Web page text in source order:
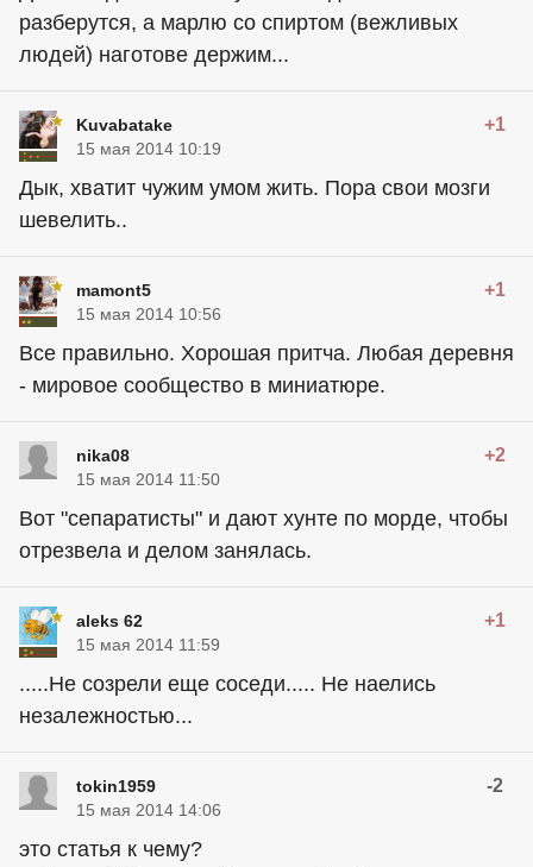
разберутся, а марлю со спиртом (вежливых
людей) наготове держим...
Kuvabatake +1
15 мая 2014 10:19
Дык, хватит чужим умом жить. Пора свои мозги
шевелить..
mamont5 +1
15 мая 2014 10:56
Все правильно. Хорошая притча. Любая деревня
- мировое сообщество в миниатюре.
nika08 +2
15 мая 2014 11:50
Вот "сепаратисты" и дают хунте по морде, чтобы
отрезвела и делом занялась.
aleks 62 +1
15 мая 2014 11:59
.....Не созрели еще соседи..... Не наелись
незалежностью...
tokin1959 -2
15 мая 2014 14:06
это статья к чему?